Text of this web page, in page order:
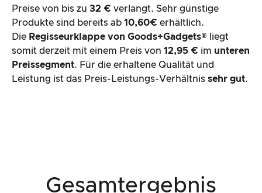
Preise von bis zu 32 € verlangt. Sehr günstige
Produkte sind bereits ab 10,60€ erhältlich.
Die Regisseurklappe von Goods+Gadgets® liegt
somit derzeit mit einem Preis von 12,95 € im unteren
Preissegment. Für die erhaltene Qualität und
Leistung ist das Preis-Leistungs-Verhältnis sehr gut.
Gesamtergebnis